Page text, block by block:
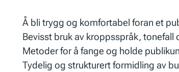
Å bli trygg og komfortabel foran et
Bevisst bruk av kroppsspråk, tonefall
Metoder for å fange og holde
Tydelig og strukturert formidling av